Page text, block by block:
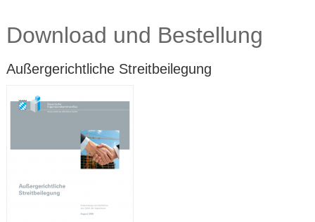
Download und Bestellung
Außergerichtliche Streitbeilegung